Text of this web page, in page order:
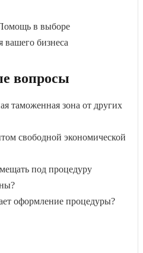
в выборе
вашего бизнеса
вопросы
таможенная зона от других
свободной экономической
под процедуру
оформление процедуры?